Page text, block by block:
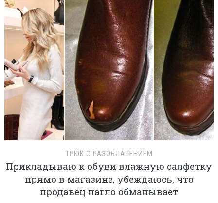
ТРЮК С РАЗОБЛАЧЕНИЕМ
Прикладываю к обуви влажную салфетку
прямо в магазине, убеждаюсь, что
продавец нагло обманывает